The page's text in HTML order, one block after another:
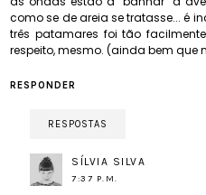
como se de areia se tratasse... é
três patamares foi tão
respeito, mesmo. (ainda bem que
RESPONDER
RESPOSTAS
SÍLVIA SILVA
7:37 P.M.